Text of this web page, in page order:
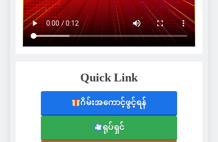
Quick Link
ဂိမ်းအကောင့်ဖွင့်ရန်
ရုပ်ရှင်